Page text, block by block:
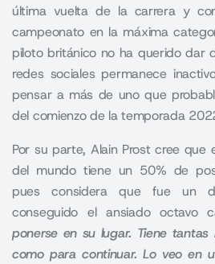
última vuelta de la carrera y
campeonato en la máxima
piloto británico no ha querido dar
redes sociales permanece
pensar a más de uno que
del comienzo de la temporada
Por su parte, Alain Prostcree que
del mundo tiene un 50% de
pues considera que fue un
conseguido el ansiado octavo
ponerse en su lugar. Tiene tantas
como para continuar. Lo veo en